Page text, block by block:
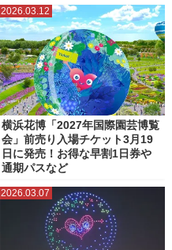
2026.03.12
横浜花博「2027年国際園芸博覧
会」前売り入場チケット3月19
日に発売！お得な早割1日券や
通期パスなど
2026.03.07